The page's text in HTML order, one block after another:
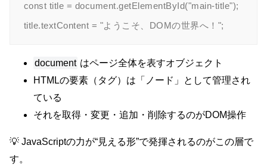
const title = document.getElementById("main-title");
document はページ全体を表すオブジェクト
HTMLの要素（タグ）は「ノード」として管理され
ている
それを取得・変更・追加・削除するのがDOM操作
💡 JavaScriptの力が“見える形”で発揮されるのがこの層で
す。